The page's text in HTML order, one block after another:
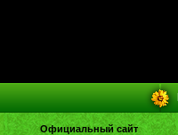
Официальный сайт